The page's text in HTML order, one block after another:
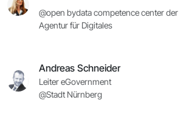
@open bydata competence center
Agentur für Digitales
Andreas Schneider
Leiter eGovernment
@Stadt Nürnberg